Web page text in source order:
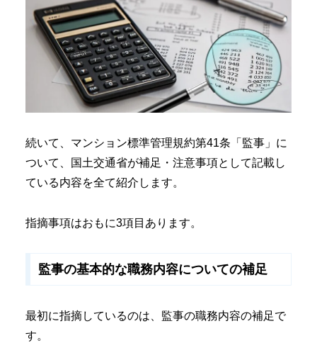
続いて、マンション標準管理規約第41条「監事」に
ついて、国土交通省が補足・注意事項として記載し
ている内容を全て紹介します。
指摘事項はおもに3項目あります。
監事の基本的な職務内容についての補足
最初に指摘しているのは、監事の職務内容の補足で
す。